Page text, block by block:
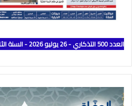
العدد 500 التذكاري - 26 يوليو 2026 - السنة الثالثة